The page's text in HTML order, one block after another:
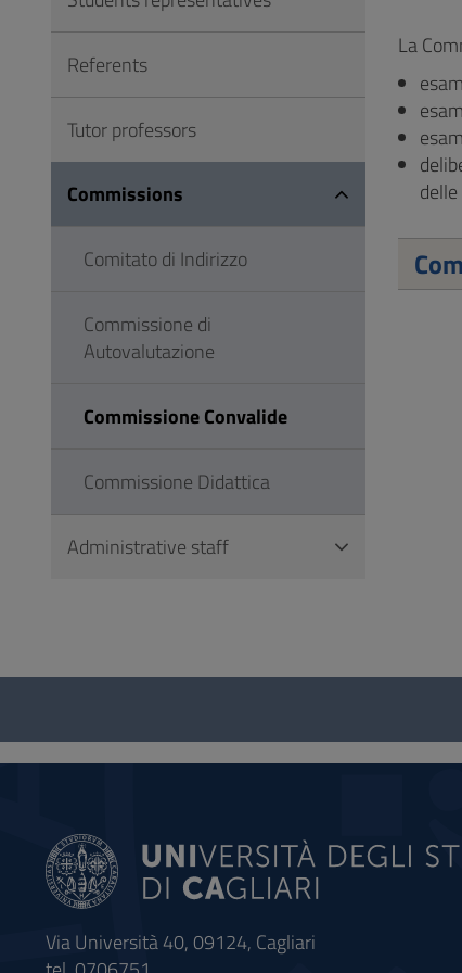
Footer
La
Referents
Tutor professors
Commissions
Comitato di Indirizzo
Commissione di
Autovalutazione
Commissione Convalide
Commissione Didattica
Administrative staff
Questionnaire
social
Via Università 40, 09124, Cagliari